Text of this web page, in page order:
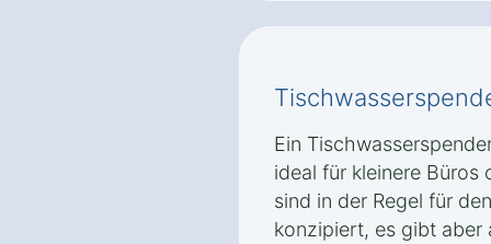
Ein
ideal für kleinere Büros
sind in der Regel für
konzipiert, es gibt aber